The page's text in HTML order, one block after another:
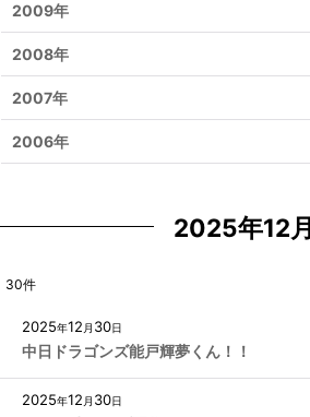
2025年12月
30件
2025年12 月 30日
中日ドラゴンズ能戸輝夢くん！！
2025年12 月 30日
2009年
2008年
2007年
2006年